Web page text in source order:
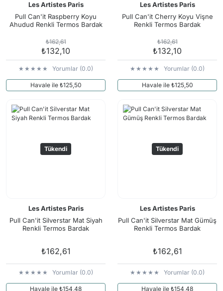
Les Artistes Paris
Pull Can'it Raspberry Koyu
Ahudud Renkli Termos Bardak
₺162,61
₺132,10
Yorumlar (0.0)
Havale ile ₺125,50
Les Artistes Paris
Pull Can'it Cherry Koyu Vişne
Renkli Termos Bardak
₺162,61
₺132,10
Yorumlar (0.0)
Havale ile ₺125,50
Tükendi
Les Artistes Paris
Pull Can'it Silverstar Mat Siyah
Renkli Termos Bardak
₺162,61
Yorumlar (0.0)
Havale ile ₺154,48
Tükendi
Les Artistes Paris
Pull Can'it Silverstar Mat Gümüş
Renkli Termos Bardak
₺162,61
Yorumlar (0.0)
Havale ile ₺154,48